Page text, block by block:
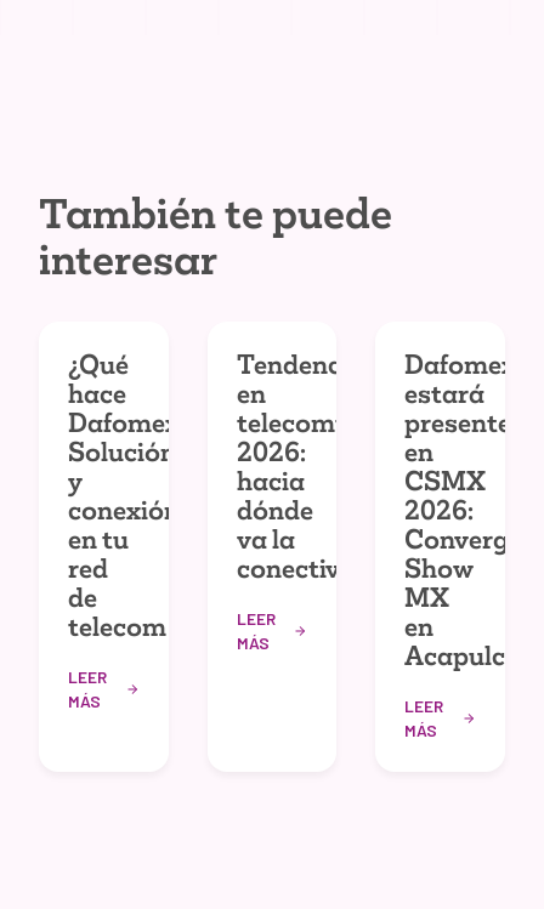
También te puede
interesar
¿Qué
hace
Dafomex?
Solución
y
conexión
en tu
red
de
telecom
LEER
MÁS
Tendencias
en
telecomunicaciones
2026:
hacia
dónde
va la
conectividad
LEER
MÁS
Dafomex
estará
presente
en
CSMX
2026:
Show
MX
en
Acapulco
LEER
MÁS